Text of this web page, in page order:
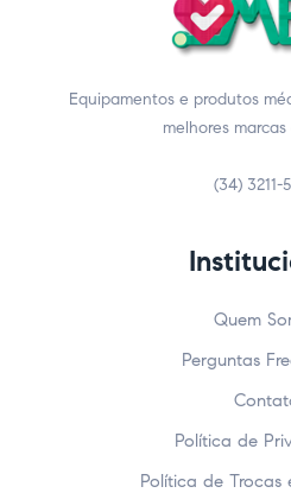
Equipamentos e produtos
melhores
(34) 3211-
Quem
Perguntas
Política de
Política de Trocas